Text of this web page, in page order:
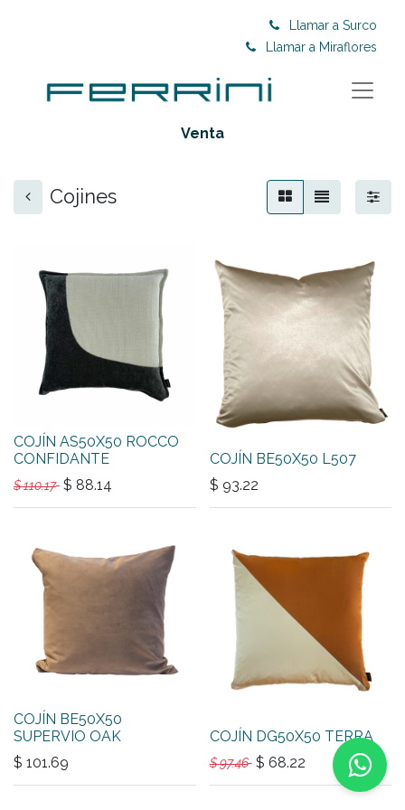
Llamar a Surco
Llamar a Miraflores
Venta
Cojines
COJÍN AS50X50 ROCCO
CONFIDANTE
$110.17 $ 88.14
COJÍN BE50X50 L507
$ 93.22
COJÍN BE50X50
SUPERVIO OAK
$ 101.69
COJÍN DG50X50 TERRA
$97.46 $ 68.22